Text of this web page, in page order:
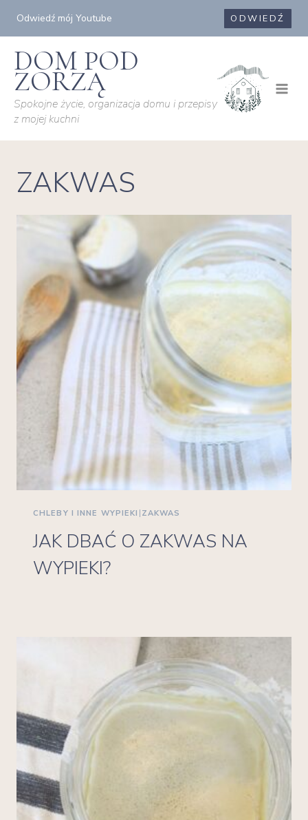
Odwiedź mój Youtube ODWIEDŹ
DOM POD
ZORZĄ
Spokojne życie, organizacja domu i przepisy
z mojej kuchni
ZAKWAS
CHLEBY I INNE WYPIEKI ZAKWAS
JAK DBAĆ O ZAKWAS NA
WYPIEKI?